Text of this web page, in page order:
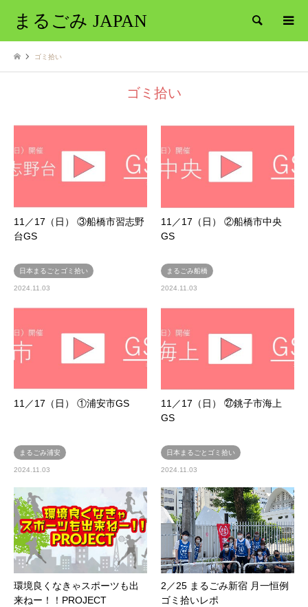
まるごみ JAPAN 検索
ゴミ拾い
ゴミ拾い
11／17（日） ③船橋市習志野
台GS
日本まるごとゴミ拾い
2024.11.03
11／17（日） ②船橋市中央
GS
まるごみ船橋
2024.11.03
11／17（日） ①浦安市GS
まるごみ浦安
2024.11.03
11／17（日） ㉗銚子市海上
GS
日本まるごとゴミ拾い
2024.11.03
環境良くなきゃスポーツも出
来ねー！！PROJECT
2／25 まるごみ新宿 月一恒例
ゴミ拾いレポ